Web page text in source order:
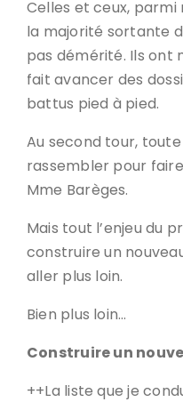
Celles et ceux, parmi
la majorité sortante
pas démérité. Ils ont
fait avancer des
battus pied à pied.
Au second tour,
rassembler pour
Mme Barèges.
Mais tout l’enjeu du
construire un
aller plus loin.
Bien plus loin…
Construire un
++La liste que je